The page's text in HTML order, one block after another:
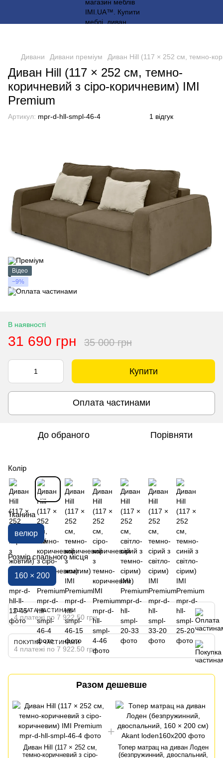
Дивани Дивани преміум Диван Hill (117 × 252 см, темно-
Диван Hill (117 × 252 см, темно-
коричневий з сіро-коричневим) IMI
Premium
Артикул: mpr-d-hll-smpl-46-4 1 відгук
Відео
−9%
В наявності
31 690 грн 35 000 грн
Купити
Оплата частинами
До обраного Порівняти
Колір
Тканина
велюр
Розмір спального місця
160 × 200
ОПЛАТА ЧАСТИНАМИ
4 платежі по 7 922.50 грн
ПОКУПКА ЧАСТИНАМИ
4 платежі по 7 922.50 грн
Разом дешевше
Диван Hill (117 × 252 см,
темно-коричневий з сіро-
Топер матрац на диван Лоден
(безпружинний, двоспальний,